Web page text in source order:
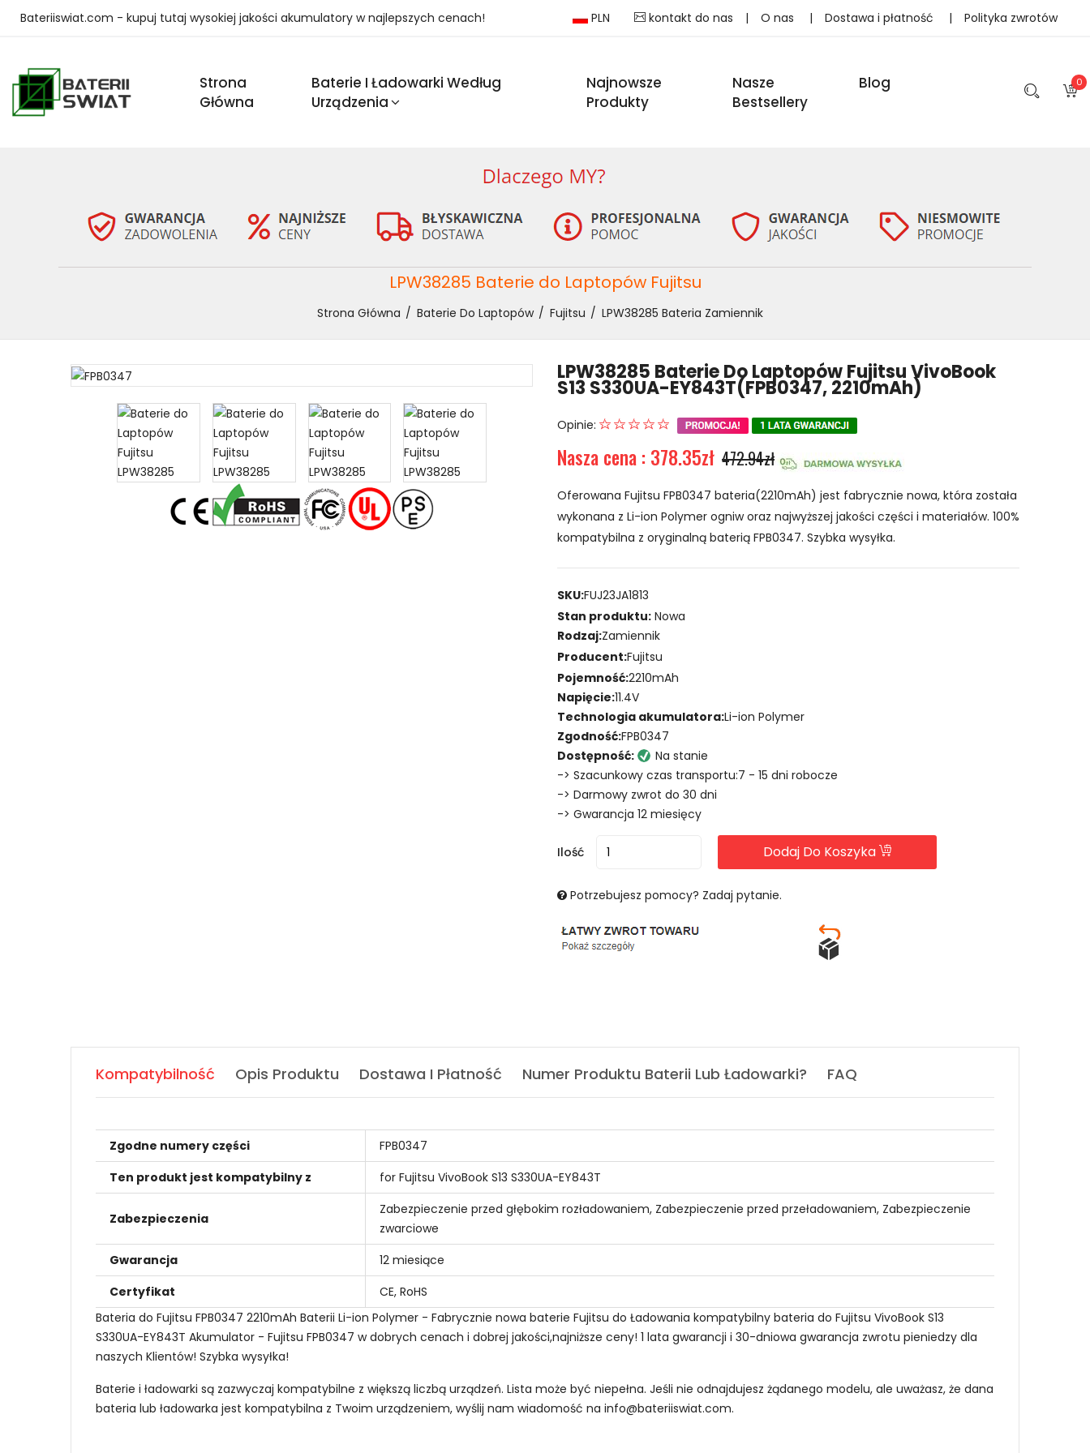
Bateriiswiat.com - kupuj tutaj wysokiej jakości akumulatory w najlepszych cenach! PLN kontakt do nas | O nas | Dostawa i płatność | Polityka zwrotów
Strona
Główna
Baterie I Ładowarki Według
Urządzenia
Najnowsze
Produkty
Nasze
Bestsellery
Blog 0
LPW38285 Baterie do Laptopów Fujitsu
Strona Główna Baterie Do Laptopów Fujitsu LPW38285 Bateria Zamiennik
LPW38285 Baterie Do Laptopów Fujitsu VivoBook
S13 S330UA-EY843T(FPB0347, 2210mAh)
Opinie:
Nasza cena : 378.35zł 472.94zł
Oferowana Fujitsu FPB0347 bateria(2210mAh) jest fabrycznie nowa, która została
wykonana z Li-ion Polymer ogniw oraz najwyższej jakości części i materiałów. 100%
kompatybilna z oryginalną baterią FPB0347. Szybka wysyłka.
SKU:FUJ23JA1813
Stan produktu: Nowa
Rodzaj:Zamiennik
Producent:Fujitsu
Pojemność:2210mAh
Napięcie:11.4V
Technologia akumulatora:Li-ion Polymer
Zgodność:FPB0347
Dostępność:
Na stanie
-> Szacunkowy czas transportu:7 - 15 dni robocze
-> Darmowy zwrot do 30 dni
-> Gwarancja 12 miesięcy
Ilość Dodaj Do Koszyka
Potrzebujesz pomocy? Zadaj pytanie.
Kompatybilność Opis Produktu Dostawa I Płatność Numer Produktu Baterii Lub Ładowarki? FAQ
Zgodne numery części
FPB0347
Ten produkt jest kompatybilny z
for Fujitsu VivoBook S13 S330UA-EY843T
Zabezpieczenia
Zabezpieczenie przed głębokim rozładowaniem, Zabezpieczenie przed przeładowaniem, Zabezpieczenie
zwarciowe
Gwarancja
12 miesiące
Certyfikat
CE, RoHS
Bateria do Fujitsu FPB0347 2210mAh Baterii Li-ion Polymer - Fabrycznie nowa baterie Fujitsu do Ładowania kompatybilny bateria do Fujitsu VivoBook S13
S330UA-EY843T Akumulator - Fujitsu FPB0347 w dobrych cenach i dobrej jakości,najniższe ceny! 1 lata gwarancji i 30-dniowa gwarancja zwrotu pieniedzy dla
naszych Klientów! Szybka wysyłka!
Baterie i ładowarki są zazwyczaj kompatybilne z większą liczbą urządzeń. Lista może być niepełna. Jeśli nie odnajdujesz żądanego modelu, ale uważasz, że dana
bateria lub ładowarka jest kompatybilna z Twoim urządzeniem, wyślij nam wiadomość na info@bateriiswiat.com.